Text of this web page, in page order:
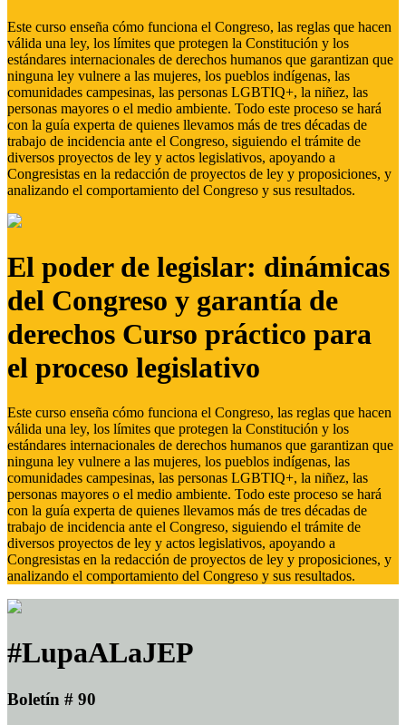
Este curso enseña cómo funciona el Congreso, las reglas que hacen
válida una ley, los límites que protegen la Constitución y los
estándares internacionales de derechos humanos que garantizan que
ninguna ley vulnere a las mujeres, los pueblos indígenas, las
comunidades campesinas, las personas LGBTIQ+, la niñez, las
personas mayores o el medio ambiente. Todo este proceso se hará
con la guía experta de quienes llevamos más de tres décadas de
trabajo de incidencia ante el Congreso, siguiendo el trámite de
diversos proyectos de ley y actos legislativos, apoyando a
Congresistas en la redacción de proyectos de ley y proposiciones, y
analizando el comportamiento del Congreso y sus resultados.
El poder de legislar: dinámicas
del Congreso y garantía de
derechos Curso práctico para
el proceso legislativo
Este curso enseña cómo funciona el Congreso, las reglas que hacen
válida una ley, los límites que protegen la Constitución y los
estándares internacionales de derechos humanos que garantizan que
ninguna ley vulnere a las mujeres, los pueblos indígenas, las
comunidades campesinas, las personas LGBTIQ+, la niñez, las
personas mayores o el medio ambiente. Todo este proceso se hará
con la guía experta de quienes llevamos más de tres décadas de
trabajo de incidencia ante el Congreso, siguiendo el trámite de
diversos proyectos de ley y actos legislativos, apoyando a
Congresistas en la redacción de proyectos de ley y proposiciones, y
analizando el comportamiento del Congreso y sus resultados.
#LupaALaJEP
Boletín # 90